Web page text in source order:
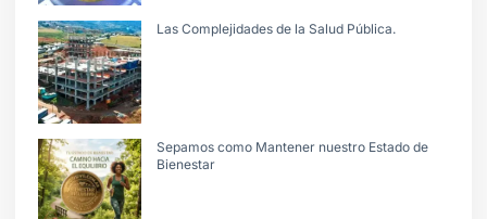
Las Complejidades de la Salud Pública.
Sepamos como Mantener nuestro Estado de
Bienestar